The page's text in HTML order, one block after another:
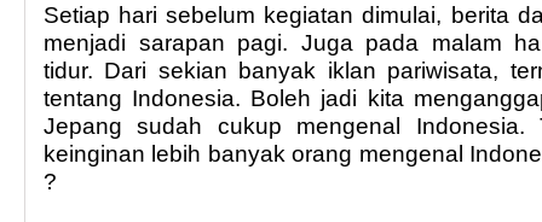
Setiap hari sebelum kegiatan dimulai, berita
menjadi sarapan pagi. Juga pada malam
tidur. Dari sekian banyak iklan pariwisata,
tentang Indonesia. Boleh jadi kita
Jepang sudah cukup mengenal Indonesia.
keinginan lebih banyak orang mengenal
?